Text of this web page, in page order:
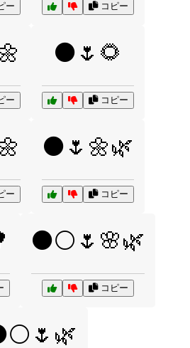
ー コピー
ー
⚫🌷🌻
コピー
ー
⚫🌷🌼🌿
コピー
⚫⚪🌷🌸🌿
コピー